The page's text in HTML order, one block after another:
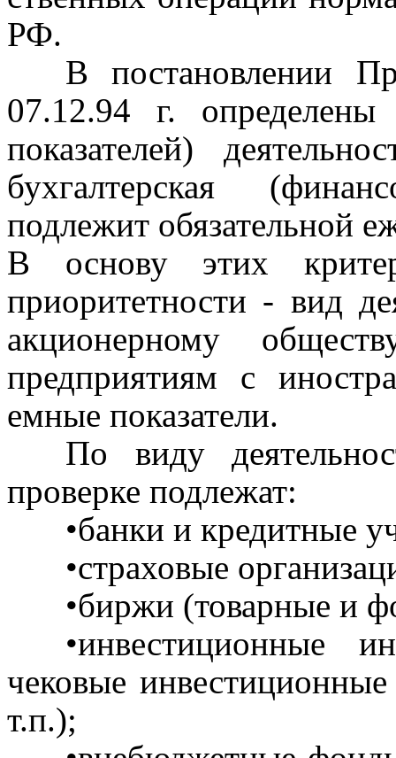
РФ.
В постановлении
07.12.94 г. определены
показателей)
бухгалтерская
подлежит обязательной
В основу этих
приоритетности - вид
акционерному
предприятиям с
емные показатели.
По виду
проверке подлежат:
•банки и кредитные
•страховые
•биржи (товарные и
•инвестиционные
чековые
т.п.);